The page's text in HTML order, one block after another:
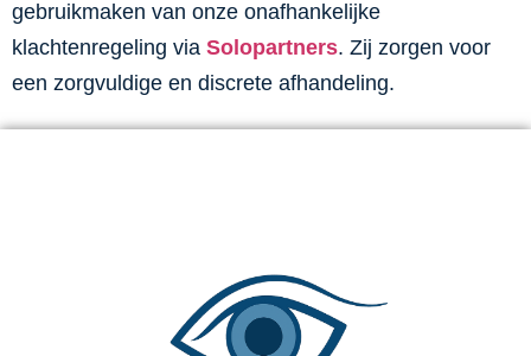
gebruikmaken van onze onafhankelijke
klachtenregeling via Solopartners. Zij zorgen voor
een zorgvuldige en discrete afhandeling.